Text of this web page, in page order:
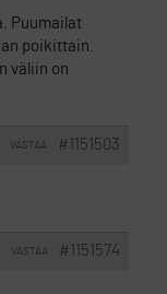
Puumailat
poikittain.
väliin on
#1151503
VASTAA
#1151574
VASTAA